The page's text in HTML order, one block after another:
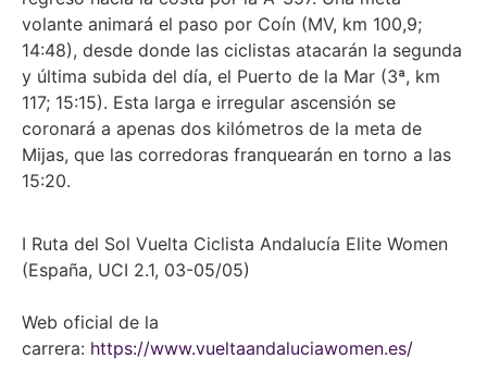
volante animará el paso por Coín (MV, km 100,9;
14:48), desde donde las ciclistas atacarán la segunda
y última subida del día, el Puerto de la Mar (3ª, km
117; 15:15). Esta larga e irregular ascensión se
coronará a apenas dos kilómetros de la meta de
Mijas, que las corredoras franquearán en torno a las
15:20.
I Ruta del Sol Vuelta Ciclista Andalucía Elite Women
(España, UCI 2.1, 03-05/05)
Web oficial de la
carrera: https://www.vueltaandaluciawomen.es/